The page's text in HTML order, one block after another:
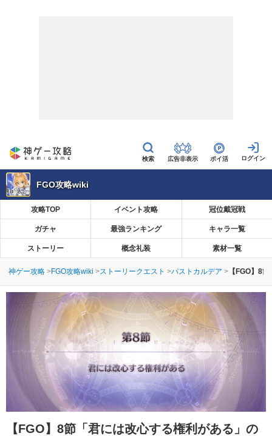
広告非表示 ポイ活
FGO攻略wiki
攻略TOP イベント攻略 冠位戴冠戦
ガチャ 最強ランキング キャラ一覧
ストーリー 概念礼装 素材一覧
神ゲー攻略 FGO攻略wiki ストーリークエスト パストカルデア 【FGO】8
【FGO】 8節「君には改心する権利がある」の